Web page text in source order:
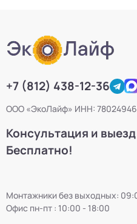
+7 (812) 438-12-36
ООО «ЭкоЛайф» ИНН:
Консультация и выезд
Бесплатно!
Монтажники без выходных:
Офис пн-пт : 10:00 - 18:00